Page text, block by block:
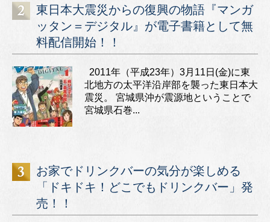
東日本大震災からの復興の物語『マンガ
ッタン＝デジタル』が電子書籍として無
料配信開始！！
2011年（平成23年）3月11日(金)に東
北地方の太平洋沿岸部を襲った東日本大
震災。 宮城県沖が震源地ということで
宮城県石巻...
お家でドリンクバーの気分が楽しめる
「ドキドキ！どこでもドリンクバー」発
売！！